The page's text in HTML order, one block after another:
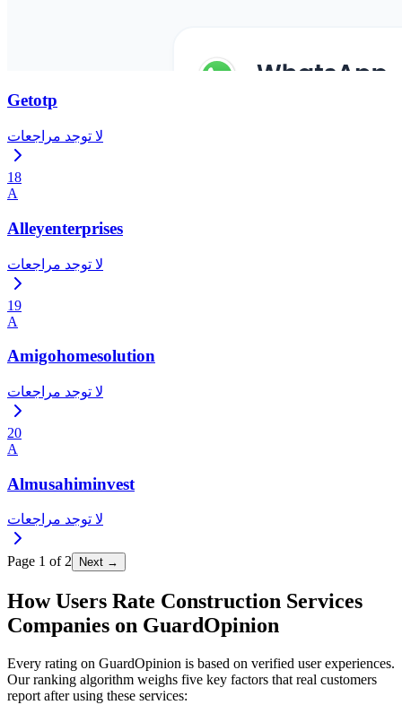
Getotp
لا توجد مراجعات
18
A
Alleyenterprises
لا توجد مراجعات
19
A
Amigohomesolution
لا توجد مراجعات
20
A
Almusahiminvest
لا توجد مراجعات
Page 1 of2 Next →
How Users Rate Construction Services
Companies on GuardOpinion
Every rating on GuardOpinion is based on verified user experiences.
Our ranking algorithm weighs five key factors that real customers
report after using these services: